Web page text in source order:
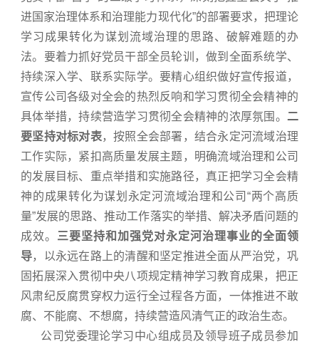
进国家治理体系和治理能力现代化”的部署要求，把理论
学习成果转化为谋划流域治理的思路、破解难题的办
法。要着力抓好党员干部全员轮训，做到全面系统学、
持续深入学、联系实际学。要精心组织做好宣传报道，
宣传公司各级对全会的热烈反响和学习贯彻全会精神的
具体举措，持续营造学习贯彻全会精神的浓厚氛围。 二
要坚持对标对表，按照全会部署，结合永定河流域治理
工作实际，紧扣高质量发展主题，明确流域治理和公司
的发展目标、重点举措和实施路径，真正把学习全会精
神的成果转化为谋划永定河流域治理和公司“两个高质
量”发展的思路、推动工作落实的举措、解决矛盾问题的
成效。 三要坚持和加强党对永定河治理事业的全面领
导，以永远在路上的清醒和坚定推进全面从严治党，巩
固拓展深入贯彻中央八项规定精神学习教育成果，把正
风肃纪反腐贯穿权力运行全过程各方面，一体推进不敢
腐、不能腐、不想腐，持续营造风清气正的政治生态。
公司党委理论学习中心组成员及领导班子成员参加